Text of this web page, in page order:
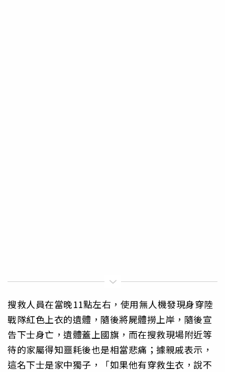
搜救人員在當晚11點左右，使用無人機發現身穿陸
戰隊紅色上衣的遺體，隨後將屍體撈上岸，隨後宣
告下士身亡，遺體蓋上國旗，而在搜救現場附近等
待的家屬得知噩耗後也是相當悲痛；據親戚表示，
這名下士是家中獨子，「如果他有穿救生衣，說不